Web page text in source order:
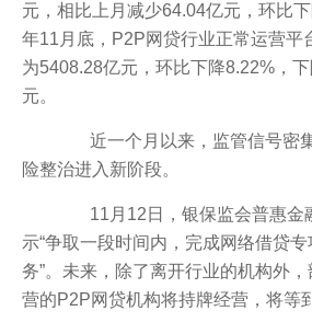
元，相比上月减少64.04亿元，环比
年11月底，P2P网贷行业正常运营平
为5408.28亿元，环比下降8.22%，
元。
近一个月以来，监管信号密
险整治进入新阶段。
11月12日，银保监会普惠金
示“争取一段时间内，完成网络借贷
务”。未来，除了离开行业的机构外
营的P2P网贷机构将持牌经营，将等